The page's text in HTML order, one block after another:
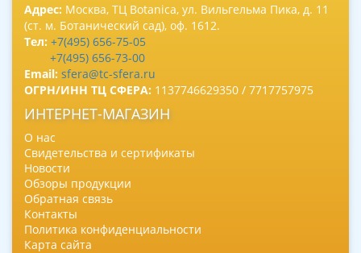
Адрес: Москва, ТЦ Botanica, ул. Вильгельма Пика, д. 11
(ст. м. Ботанический сад), оф. 1612.
Тел: +7(495) 656-75-05
+7(495) 656-73-00
Email: sfera@tc-sfera.ru
ОГРН/ИНН ТЦ СФЕРА: 1137746629350 / 7717757975
ИНТЕРНЕТ-МАГАЗИН
О нас
Свидетельства и сертификаты
Новости
Обзоры продукции
Обратная связь
Контакты
Политика конфиденциальности
Карта сайта